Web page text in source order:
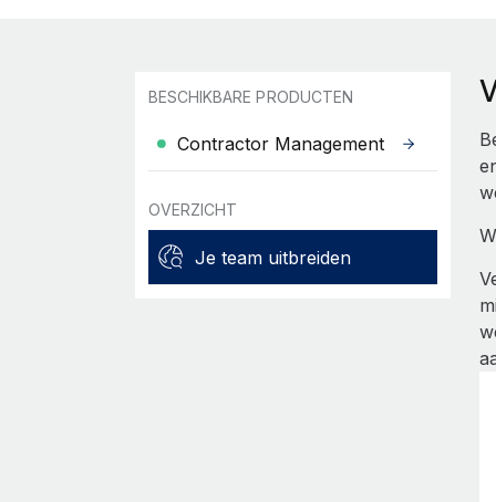
BESCHIKBARE PRODUCTEN
Contractor Management
OVERZICHT
Je team uitbreiden